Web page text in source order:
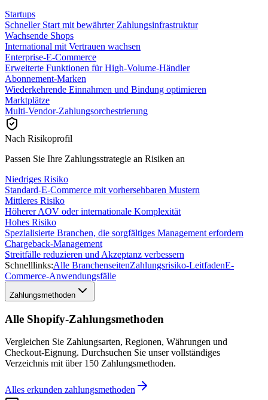
Startups
Schneller Start mit bewährter Zahlungsinfrastruktur
Wachsende Shops
International mit Vertrauen wachsen
Enterprise-E-Commerce
Erweiterte Funktionen für High-Volume-Händler
Abonnement-Marken
Wiederkehrende Einnahmen und Bindung optimieren
Marktplätze
Multi-Vendor-Zahlungsorchestrierung
Nach Risikoprofil
Passen Sie Ihre Zahlungsstrategie an Risiken an
Niedriges Risiko
Standard-E-Commerce mit vorhersehbaren Mustern
Mittleres Risiko
Höherer AOV oder internationale Komplexität
Hohes Risiko
Spezialisierte Branchen, die sorgfältiges Management erfordern
Chargeback-Management
Streitfälle reduzieren und Akzeptanz verbessern
Schnelllinks:Alle BranchenseitenZahlungsrisiko-LeitfadenE-
Commerce-Anwendungsfälle
Zahlungsmethoden
Alle Shopify-Zahlungsmethoden
Vergleichen Sie Zahlungsarten, Regionen, Währungen und
Checkout-Eignung. Durchsuchen Sie unser vollständiges
Verzeichnis mit über 150 Zahlungsmethoden.
Alles erkunden zahlungsmethoden